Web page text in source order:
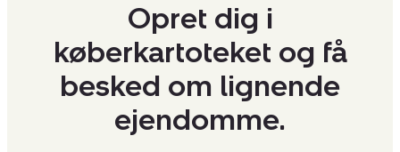
Opret dig i
køberkartoteket og få
besked om lignende
ejendomme.